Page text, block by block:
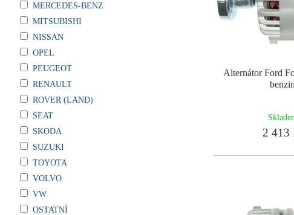
MERCEDES-BENZ
MITSUBISHI
NISSAN
OPEL
PEUGEOT
RENAULT
ROVER (LAND)
SEAT
SKODA
SUZUKI
TOYOTA
VOLVO
VW
OSTATNÍ
Alternátor Ford
benzin
2 413